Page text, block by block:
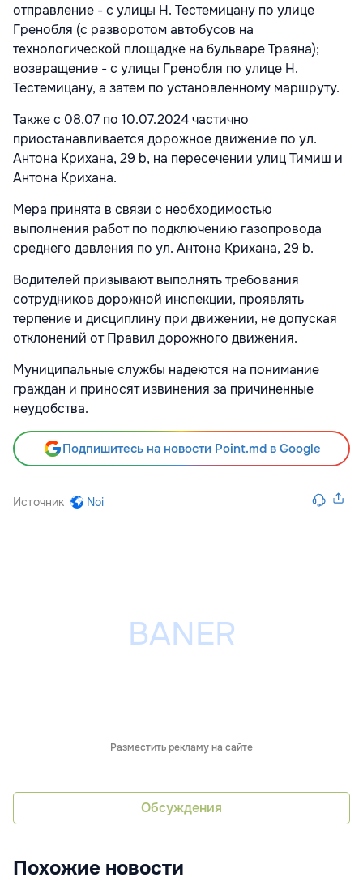
отправление - с улицы Н. Тестемицану по улице
Гренобля (с разворотом автобусов на
технологической площадке на бульваре Траяна);
возвращение - с улицы Гренобля по улице Н.
Тестемицану, а затем по установленному маршруту.
Также с 08.07 по 10.07.2024 частично
приостанавливается дорожное движение по ул.
Антона Крихана, 29 b, на пересечении улиц Тимиш и
Антона Крихана.
Мера принята в связи с необходимостью
выполнения работ по подключению газопровода
среднего давления по ул. Антона Крихана, 29 b.
Водителей призывают выполнять требования
сотрудников дорожной инспекции, проявлять
терпение и дисциплину при движении, не допуская
отклонений от Правил дорожного движения.
Муниципальные службы надеются на понимание
граждан и приносят извинения за причиненные
неудобства.
Подпишитесь на новости Point.md в Google
Источник Noi
Разместить рекламу на сайте
Обсуждения
Похожие новости